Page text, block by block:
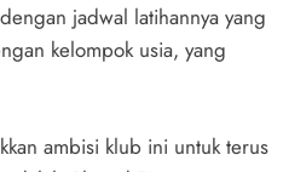
jadwal latihannya yang
kelompok usia, yang
ambisi klub ini untuk terus